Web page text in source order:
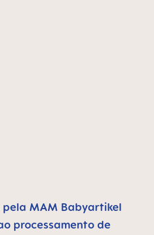
pela MAM Babyartikel
processamento de